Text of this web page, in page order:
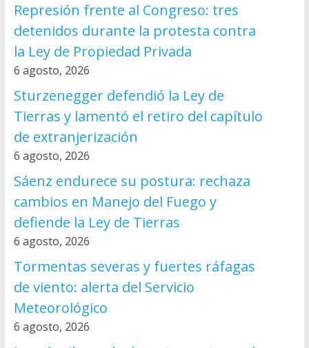
Represión frente al Congreso: tres
detenidos durante la protesta contra
la Ley de Propiedad Privada
6 agosto, 2026
Sturzenegger defendió la Ley de
Tierras y lamentó el retiro del capítulo
de extranjerización
6 agosto, 2026
Sáenz endurece su postura: rechaza
cambios en Manejo del Fuego y
defiende la Ley de Tierras
6 agosto, 2026
Tormentas severas y fuertes ráfagas
de viento: alerta del Servicio
Meteorológico
6 agosto, 2026